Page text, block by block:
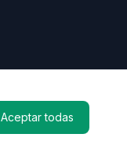
Aceptar todas